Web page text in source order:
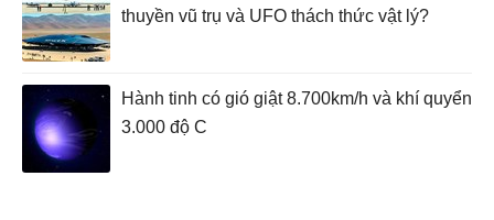
thuyền vũ trụ và UFO thách thức vật lý?
Hành tinh có gió giật 8.700km/h và khí quyển
3.000 độ C